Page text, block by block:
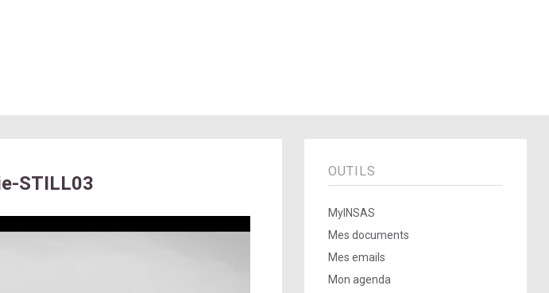
STILL03
OUTILS
MyINSAS
Mes documents
Mes emails
Mon agenda